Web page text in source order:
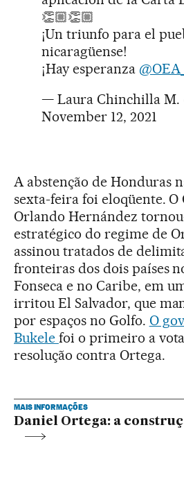
👏🏼👏🏼
¡Un triunfo para el
nicaragüense!
¡Hay esperanza
— Laura Chinchilla M.
November 12, 2021
A abstenção de Honduras
sexta-feira foi eloqüente. O
Orlando Hernández
estratégico do regime de
assinou tratados de
fronteiras dos dois países
Fonseca e no Caribe, em
irritou El Salvador, que
por espaços no Golfo. O
Bukele foi o primeiro a
resolução contra Ortega.
MAIS INFORMAÇÕES
Daniel Ortega: a